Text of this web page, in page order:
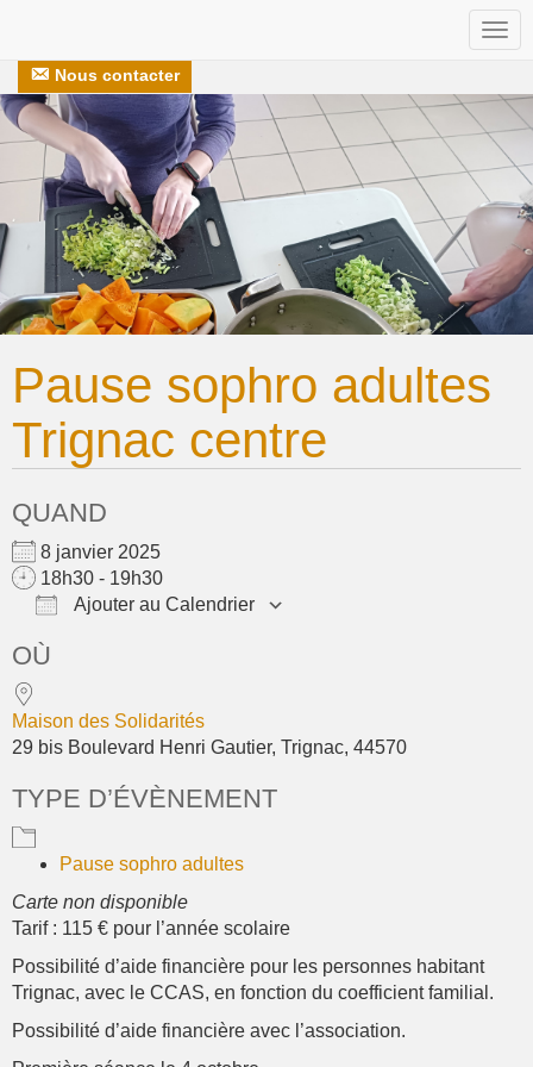
Nous contacter
Pause sophro adultes
Trignac centre
QUAND
8 janvier 2025
18h30 - 19h30
Ajouter au Calendrier
OÙ
Maison des Solidarités
29 bis Boulevard Henri Gautier, Trignac, 44570
TYPE D’ÉVÈNEMENT
Pause sophro adultes
Carte non disponible
Tarif : 115 € pour l’année scolaire
Possibilité d’aide financière pour les personnes habitant
Trignac, avec le CCAS, en fonction du coefficient familial.
Possibilité d’aide financière avec l’association.